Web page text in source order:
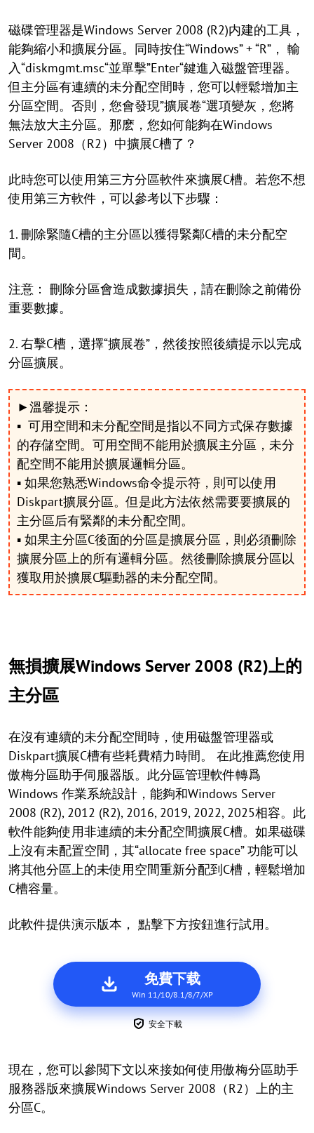
磁碟管理器是Windows Server 2008 (R2)内建的工具，
能夠縮小和擴展分區。同時按住“Windows” + “R”， 輸
入“diskmgmt.msc“並單擊”Enter“鍵進入磁盤管理器。
但主分區有連續的未分配空間時，您可以輕鬆增加主
分區空間。否則，您會發現”擴展卷“選項變灰，您將
無法放大主分區。那麽，您如何能夠在Windows
Server 2008（R2）中擴展C槽了？
此時您可以使用第三方分區軟件來擴展C槽。若您不想
使用第三方軟件，可以參考以下步驟：
1. 刪除緊隨C槽的主分區以獲得緊鄰C槽的未分配空
間。
注意： 刪除分區會造成數據損失，請在刪除之前備份
重要數據。
2. 右擊C槽，選擇“擴展卷”，然後按照後續提示以完成
分區擴展。
►溫馨提示：
▪ 可用空間和未分配空間是指以不同方式保存數據
的存儲空間。可用空間不能用於擴展主分區，未分
配空間不能用於擴展邏輯分區。
▪ 如果您熟悉Windows命令提示符，則可以使用
Diskpart擴展分區。但是此方法依然需要要擴展的
主分區后有緊鄰的未分配空間。
▪ 如果主分區C後面的分區是擴展分區，則必須刪除
擴展分區上的所有邏輯分區。然後刪除擴展分區以
獲取用於擴展C驅動器的未分配空間。
無損擴展Windows Server 2008 (R2)上的
主分區
在沒有連續的未分配空間時，使用磁盤管理器或
Diskpart擴展C槽有些耗費精力時間。 在此推薦您使用
傲梅分區助手伺服器版。此分區管理軟件轉爲
Windows 作業系統設計，能夠和Windows Server
2008 (R2), 2012 (R2), 2016, 2019, 2022, 2025相容。此
軟件能夠使用非連續的未分配空間擴展C槽。如果磁碟
上沒有未配置空間，其“allocate free space” 功能可以
將其他分區上的未使用空間重新分配到C槽，輕鬆增加
C槽容量。
此軟件提供演示版本， 點擊下方按鈕進行試用。
免費下载
Win 11/10/8.1/8/7/XP
安全下載
現在，您可以參閲下文以來接如何使用傲梅分區助手
服務器版來擴展Windows Server 2008（R2）上的主
分區C。